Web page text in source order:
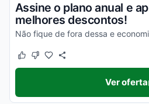
Assine o plano anual e
melhores descontos!
Este cupom funcionou
Este cupom não funcionou
Ver oferta